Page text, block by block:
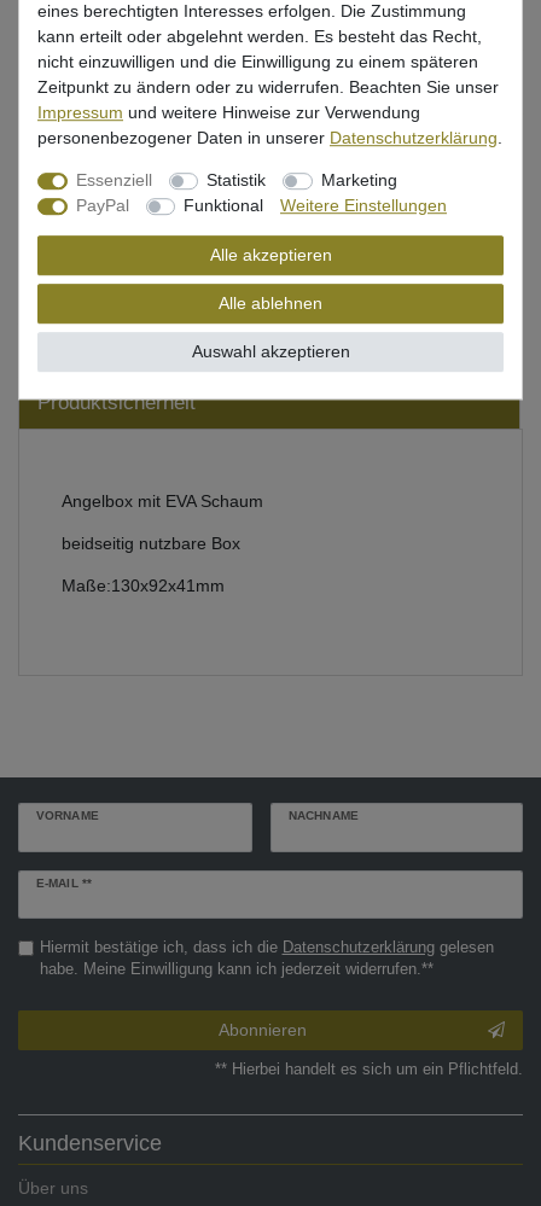
Mehr als 5 Stück verfügbar
In den Warenkorb
Produktsicherheit
Angelbox mit EVA Schaum
beidseitig nutzbare Box
Maße:130x92x41mm
VORNAME NACHNAME
E-MAIL **
Newsletter
Hiermit bestätige ich, dass ich die Daten­schutz­erklärunggelesen
habe. Meine Einwilligung kann ich jederzeit widerrufen.**
Abonnieren
** Hierbei handelt es sich um ein Pflichtfeld.
Kundenservice
Über uns
eines berechtigten Interesses erfolgen. Die Zustimmung
kann erteilt oder abgelehnt werden. Es besteht das Recht,
nicht einzuwilligen und die Einwilligung zu einem späteren
Zeitpunkt zu ändern oder zu widerrufen. Beachten Sie unser
Impressum und weitere Hinweise zur Verwendung
personenbezogener Daten in unserer Daten­schutz­erklärung
Essenziell Statistik
Marketing
PayPal
Funktional Weitere Einstellungen
Alle akzeptieren
Alle ablehnen
Auswahl akzeptieren